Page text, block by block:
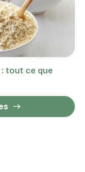
tout ce que